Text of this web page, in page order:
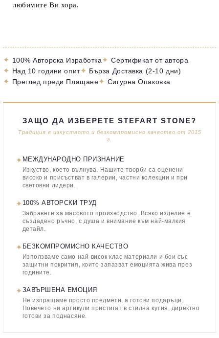
любимите Ви хора.
✦ 100% Авторска Изработка✦ Сертификат от автора
✦ Над 10 години опит✦ Бърза Доставка (2-10 дни)
✦ Преглед преди Плащане✦ Сигурна Опаковка
ЗАЩО ДА ИЗБЕРЕТЕ STEFART STONE?
Традиция в изкуството и безкомпромисно качество от 2015
г.
✦ МЕЖДУНАРОДНО ПРИЗНАНИЕ
Изкуство, което вълнува. Нашите творби са оценени
високо и присъстват в галерии, частни колекции и при
световни лидери.
✦ 100% АВТОРСКИ ТРУД
Забравете за масовото производство. Всяко изделие е
създадено ръчно, с душа и внимание към най-малкия
детайл.
✦ БЕЗКОМПРОМИСНО КАЧЕСТВО
Използваме само най-висок клас материали и бои със
защитни покрития, които запазват емоцията жива през
годините.
✦ЗАВЪРШЕНА ЕМОЦИЯ
Не изпращаме просто предмети, а готови подаръци.
Повечето ни артикули пристигат в стилна кутия, директно
готови за поднасяне.